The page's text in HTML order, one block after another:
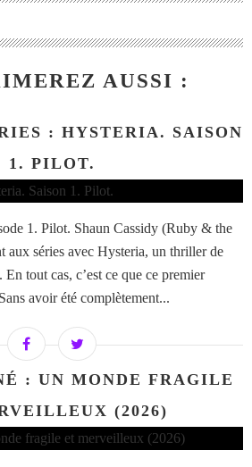
AUSSI :
: HYSTERIA. SAISON
1. PILOT.
1. Pilot. Shaun Cassidy (Ruby & the
aux séries avec Hysteria, un thriller de
tout cas, c’est ce que ce premier
avoir été complètement...
: UN MONDE FRAGILE
(2026)